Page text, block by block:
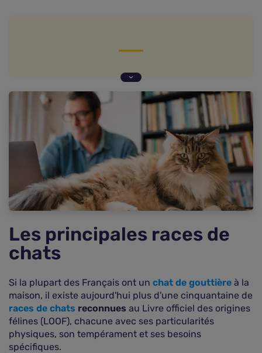
Les différents types d'assurances pour chats de
race
Garanties et exclusions courantes dans
l'assurance chat de race
Comment souscrire une assurance pour chat de
race ?
Comparaison des assurances santé pour les
chats de race
Quels sont les avis et témoignages sur les
compagnies d'assurance pour animaux ?
FAQ : vos questions fréquentes sur l'assurance
du chat de race
Les principales races de
chats
Si la plupart des Français ont un chat de gouttière à la
maison, il existe aujourd'hui plus d'une cinquantaine de
races de chats reconnues au Livre officiel des origines
félines (LOOF), chacune avec ses particularités
physiques, son tempérament et ses besoins
spécifiques.